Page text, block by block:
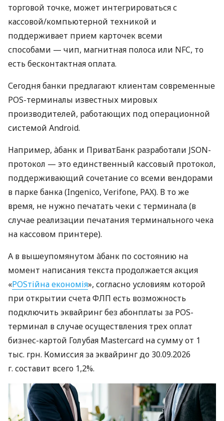
торговой точке, может интегрироваться с
кассовой/компьютерной техникой и
поддерживает прием карточек всеми
способами — чип, магнитная полоса или NFC, то
есть бесконтактная оплата.
Сегодня банки предлагают клиентам современные
POS-терминалы известных мировых
производителей, работающих под операционной
системой Android.
Например, àбанк и ПриватБанк разработали JSON-
протокол — это единственный кассовый протокол,
поддерживающий сочетание со всеми вендорами
в парке банка (Ingenico, Verifone, PAX). В то же
время, не нужно печатать чеки с терминала (в
случае реализации печатания терминального чека
на кассовом принтере).
А в вышеупомянутом àбанк по состоянию на
момент написания текста продолжается акция
«POSтійна економія», согласно условиям которой
при открытии счета ФЛП есть возможность
подключить эквайринг без абонплаты за POS-
терминал в случае осуществления трех оплат
бизнес-картой Голубая Mastercard на сумму от 1
тыс. грн. Комиссия за эквайринг до 30.09.2026
г. составит всего 1,2%.